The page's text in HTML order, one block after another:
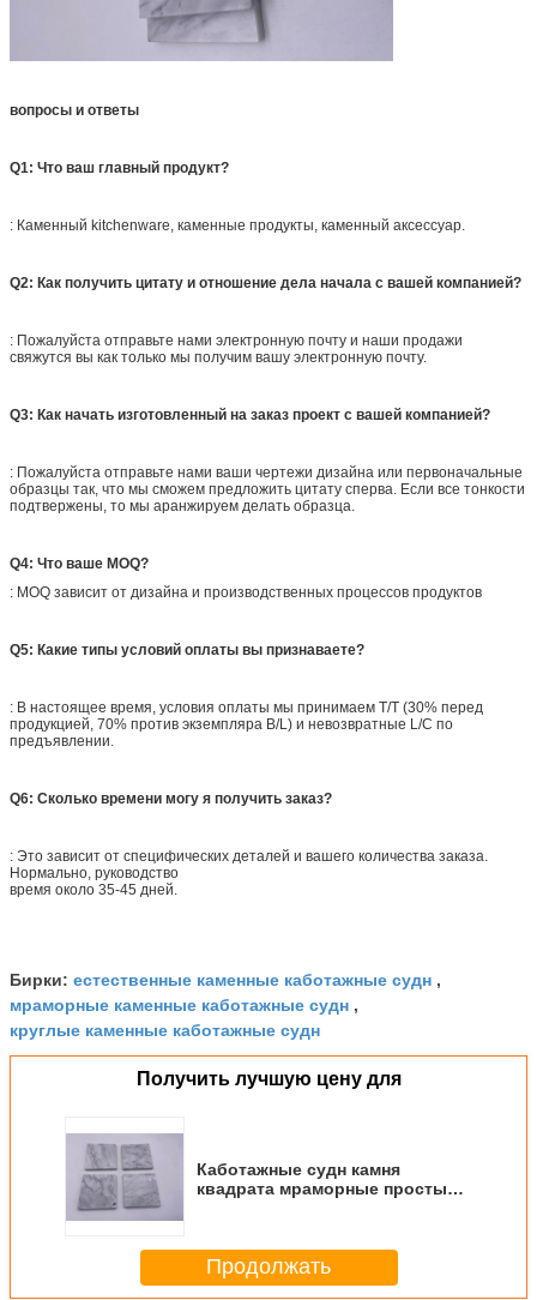
вопросы и ответы
Q1: Что ваш главный продукт?
: Каменный kitchenware, каменные продукты, каменный аксессуар.
Q2: Как получить цитату и отношение дела начала с вашей компанией?
: Пожалуйста отправьте нами электронную почту и наши продажи
свяжутся вы как только мы получим вашу электронную почту.
Q3: Как начать изготовленный на заказ проект с вашей компанией?
: Пожалуйста отправьте нами ваши чертежи дизайна или первоначальные
образцы так, что мы сможем предложить цитату сперва. Если все тонкости
подтвержены, то мы аранжируем делать образца.
Q4: Что ваше MOQ?
: MOQ зависит от дизайна и производственных процессов продуктов
Q5: Какие типы условий оплаты вы признаваете?
: В настоящее время, условия оплаты мы принимаем T/T (30% перед
продукцией, 70% против экземпляра B/L) и невозвратные L/C по
предъявлении.
Q6: Сколько времени могу я получить заказ?
: Это зависит от специфических деталей и вашего количества заказа.
Нормально, руководство
время около 35-45 дней.
Бирки: естественные каменные каботажные судн ,
мраморные каменные каботажные судн ,
круглые каменные каботажные судн
Получить лучшую цену для
Каботажные судн камня
квадрата мраморные простые
Продолжать